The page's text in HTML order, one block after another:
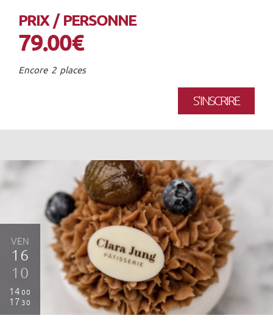
PRIX / PERSONNE
79.00€
Encore 2 places
S'INSCRIRE
VEN
16
10
14 00
17 30